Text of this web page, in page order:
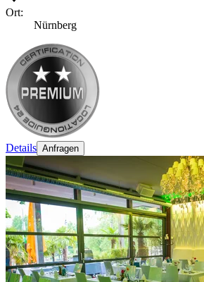
Ort:
Nürnberg
Details Anfragen